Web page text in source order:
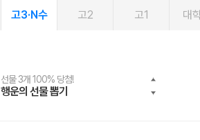
고3·N수 고2 고1 대
선물 3개 100% 당첨!
행운의 선물 뽑기
선물 100% 증정!
메가스터디 X 올리브
여름방학 스터디 캐시백
메가런 썸머스쿨
2027 러셀 단과
강사 공개선발
스마트러닝앱
설문 EVENT
메가패스
3일 무료 체험권
메가패스 수강생 무료혜택!
메가클럽 멤버십
사회공헌 캠페인
희망이룸 메가나눔